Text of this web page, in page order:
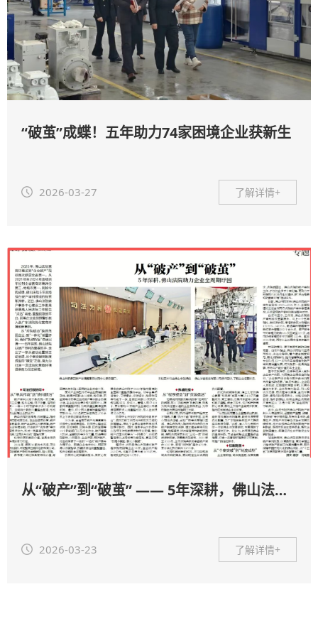
“破茧”成蝶！五年助力74家困境企业获新生
了解详情+
2026-03-27
从“破产”到“破茧” —— 5年深耕，佛山法院助力企业全周期纾困
了解详情+
2026-03-23